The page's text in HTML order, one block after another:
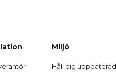
Miljö
Håll dig uppdaterad